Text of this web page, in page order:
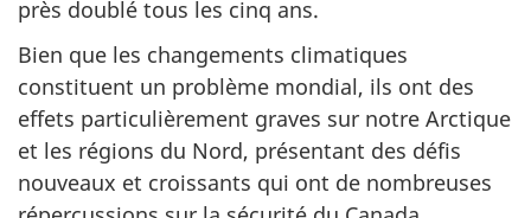
près doublé tous les cinq ans.
Bien que les changements climatiques
constituent un problème mondial, ils ont des
effets particulièrement graves sur notre Arctique
et les régions du Nord, présentant des défis
nouveaux et croissants qui ont de nombreuses